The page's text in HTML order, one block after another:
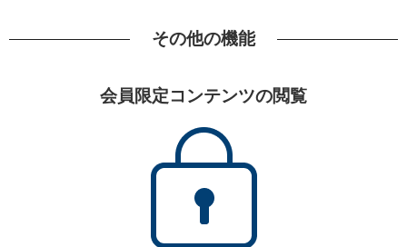
その他の機能
会員限定コンテンツの閲覧